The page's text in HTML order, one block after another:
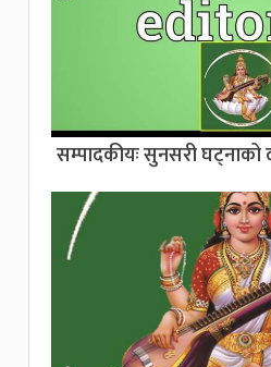
सम्पादकीयः सुनसरी घट्नाको